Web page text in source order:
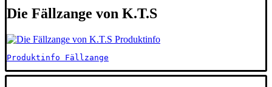
Die Fällzange von K.T.S
Produktinfo Fällzange